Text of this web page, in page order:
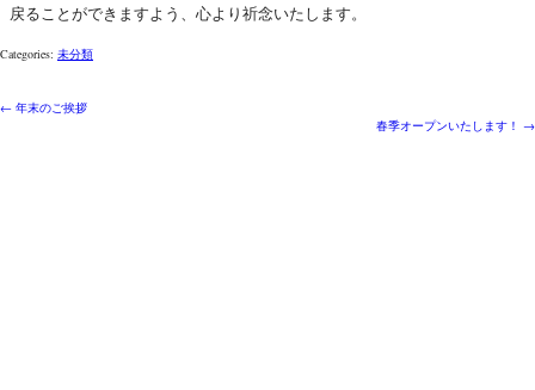
戻ることができますよう、心より祈念いたします。
Categories: 未分類
投
← 年末のご挨拶
春季オープンいたします！ →